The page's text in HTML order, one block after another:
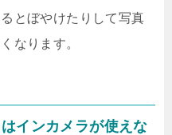
とぼやけたりして写真
なります。
インカメラが使えな